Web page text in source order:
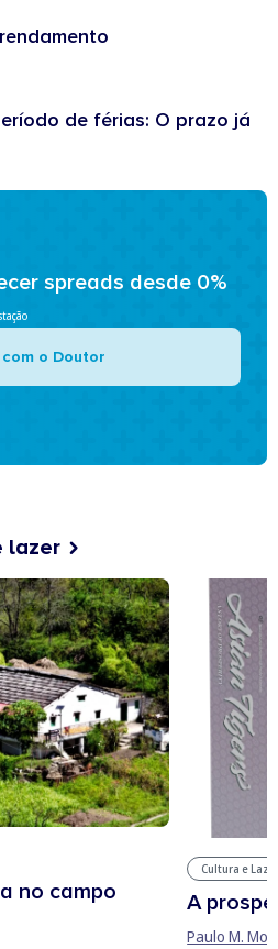
de férias: O prazo já
spreads desde 0%
o Doutor
lazer
no campo
Cultura e
A
Paulo M.